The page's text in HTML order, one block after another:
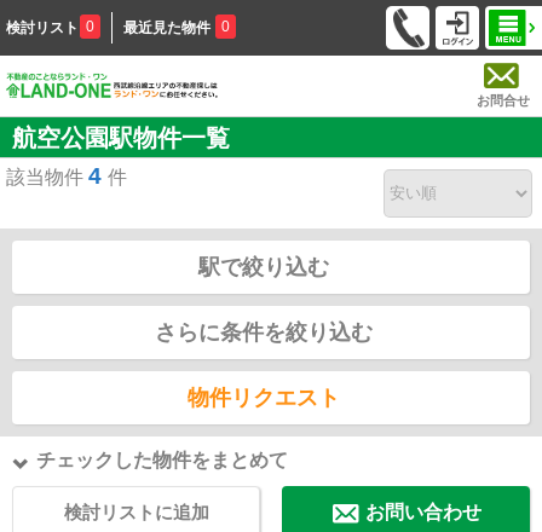
検討リスト 0 最近見た物件 0
お問合せ
航空公園駅物件一覧
該当物件 4 件
駅で絞り込む
さらに条件を絞り込む
物件リクエスト
チェックした物件をまとめて
検討リストに追加 お問い合わせ